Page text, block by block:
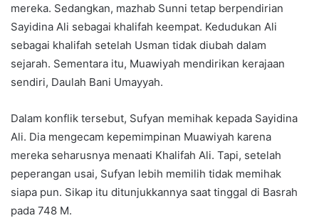
mereka. Sedangkan, mazhab Sunni tetap berpendirian
Sayidina Ali sebagai khalifah keempat. Kedudukan Ali
sebagai khalifah setelah Usman tidak diubah dalam
sejarah. Sementara itu, Muawiyah mendirikan kerajaan
sendiri, Daulah Bani Umayyah.
Dalam konflik tersebut, Sufyan memihak kepada Sayidina
Ali. Dia mengecam kepemimpinan Muawiyah karena
mereka seharusnya menaati Khalifah Ali. Tapi, setelah
peperangan usai, Sufyan lebih memilih tidak memihak
siapa pun. Sikap itu ditunjukkannya saat tinggal di Basrah
pada 748 M.